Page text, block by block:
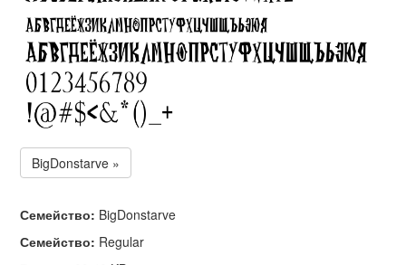
BigDonstarve »
Семейство: BigDonstarve
Семейство: Regular